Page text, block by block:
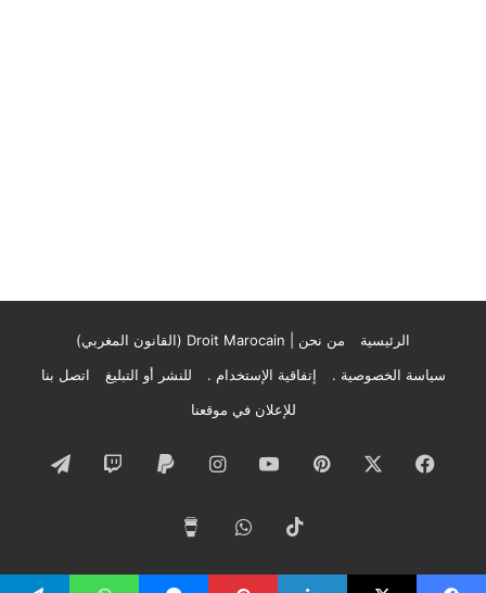
الرئيسية
من نحن | Droit Marocain (القانون المغربي)
سياسة الخصوصية .
إتفاقية الإستخدام . للنشر أو التبليغ
اتصل بنا
للإعلان في موقعنا
فيسبوك بينتيريست‫YouTubeانستقرام
‏Paypal
‫TikTokواتساب
Me